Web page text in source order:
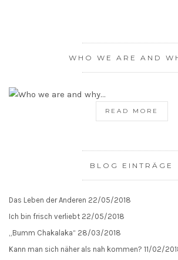
WHO WE ARE AND
READ MORE
BLOG EINTRÄGE
Das Leben der Anderen 22/05/2018
Ich bin frisch verliebt 22/05/2018
„Bumm Chakalaka“ 28/03/2018
Kann man sich näher als nah kommen? 11/02/